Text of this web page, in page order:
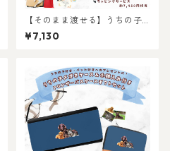
【そのまま渡せる】うちの子T
シャツギフトセット｜写真か
らリアルなイラスト作成・ラ
トに！キーホルダー付き！レ
ディース、メンズあり！
¥7,130